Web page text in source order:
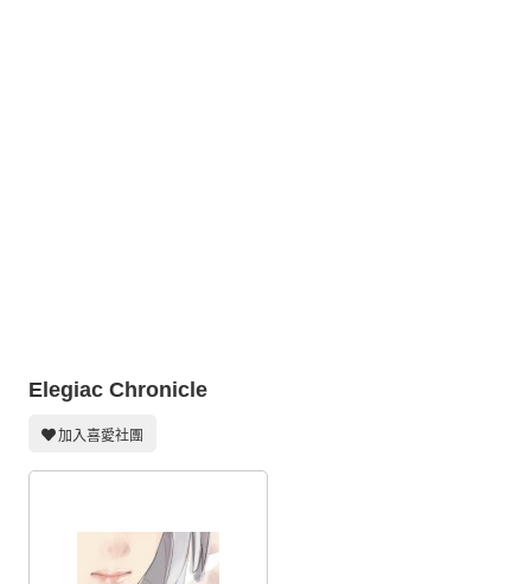
交流中心
攤位轉讓區
註冊會員
Elegiac Chronicle
加入喜愛社團